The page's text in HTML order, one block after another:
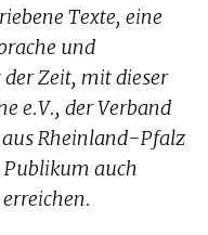
Texte, eine
und
Zeit, mit dieser
e.V., der Verband
Rheinland-Pfalz
Publikum auch